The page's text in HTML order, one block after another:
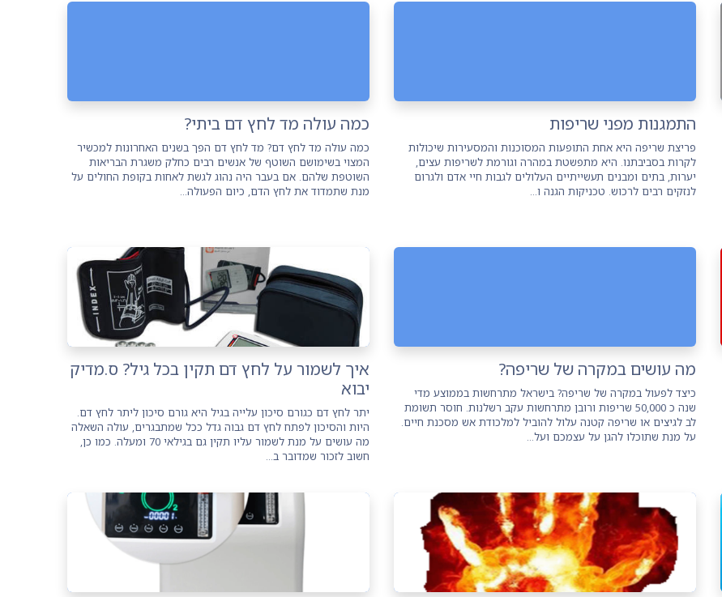
התמגנות מפני שריפות
פריצת שריפה היא אחת התופעות המסוכנות והמסעירות שיכולות
לקרות בסביבתנו. היא מתפשטת במהרה וגורמת לשריפות עצים,
יערות, בתים ומבנים תעשייתיים העלולים לגבות חיי אדם ולגרום
לנזקים רבים לרכוש. טכניקות הגנה ו...
כמה עולה מד לחץ דם ביתי?
כמה עולה מד לחץ דם? מד לחץ דם הפך בשנים האחרונות למכשיר
המצוי בשימושם השוטף של אנשים רבים כחלק משגרת הבריאות
השוטפת שלהם. אם בעבר היה נהוג לגשת לאחות בקופת החולים על
מנת שתמדוד את לחץ הדם, כיום הפעולה...
מה עושים במקרה של שריפה?
כיצד לפעול במקרה של שריפה? בישראל מתרחשות בממוצע מדי
שנה כ 50,000 שריפות ורובן מתרחשות עקב רשלנות. חוסר תשומת
לב לגיצים או שריפה קטנה עלול להוביל למלכודת אש מסכנת חיים.
על מנת שתוכלו להגן על עצמכם ועל...
איך לשמור על לחץ דם תקין בכל גיל? ס.מדיק
יבוא
יתר לחץ דם כגורם סיכון עלייה בגיל היא גורם סיכון ליתר לחץ דם.
היות והסיכון לפתח לחץ דם גבוה גדל ככל שמתבגרים, עולה השאלה
מה עושים על מנת לשמור עליו תקין גם בגילאי 70 ומעלה. כמו כן,
חשוב לזכור שמדובר ב...